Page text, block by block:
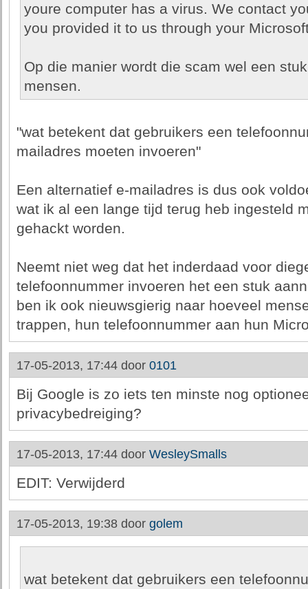
youre computer has a virus. We contact
you provided it to us through your
Op die manier wordt die scam wel een
mensen.
"wat betekent dat gebruikers een
mailadres moeten invoeren"
Een alternatief e-mailadres is dus ook
wat ik al een lange tijd terug heb ingesteld
gehackt worden.
Neemt niet weg dat het inderdaad voor
telefoonnummer invoeren het een stuk
ben ik ook nieuwsgierig naar hoeveel
trappen, hun telefoonnummer aan hun
17-05-2013, 17:44 door 0101
Bij Google is zo iets ten minste nog
privacybedreiging?
17-05-2013, 17:44 door WesleySmalls
EDIT: Verwijderd
17-05-2013, 19:38 door golem
wat betekent dat gebruikers een